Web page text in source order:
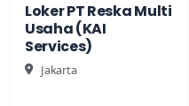
Loker PT Reska Multi
Usaha (KAI
Services)
Jakarta